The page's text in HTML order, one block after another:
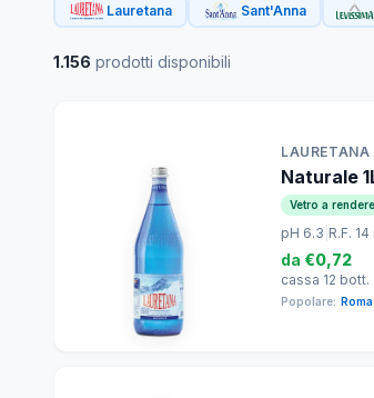
Lauretana Sant'Anna
1.156 prodotti disponibili
LAURETANA
Naturale
Vetro a rendere
pH 6.3 R.F. 14
da €0,72
cassa 12 bott.
Popolare: Roma